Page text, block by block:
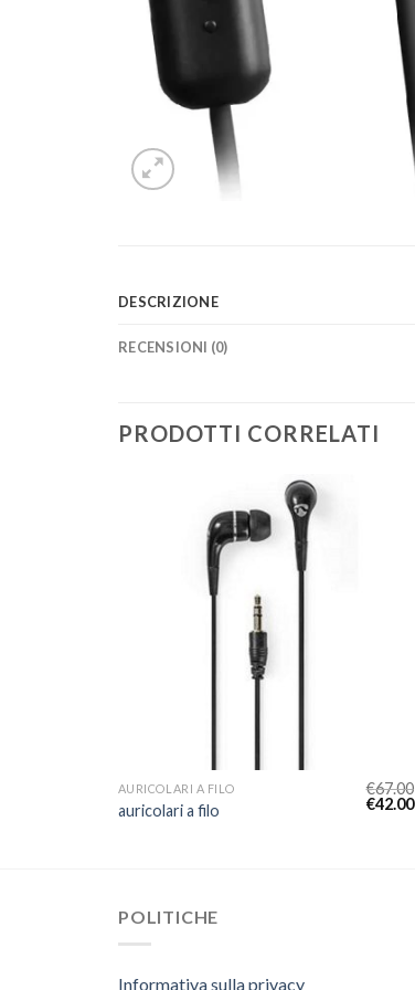
DESCRIZIONE
RECENSIONI (0)
PRODOTTI CORRELATI
AURICOLARI A FILO
auricolari a filo
€67.00
€42.00
POLITICHE
Informativa sulla privacy